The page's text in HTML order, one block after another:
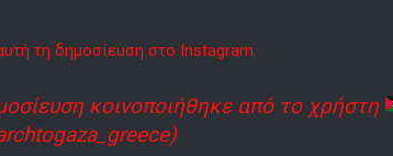
τη δημοσίευση στο Instagram.
κοινοποιήθηκε από το χρήστη